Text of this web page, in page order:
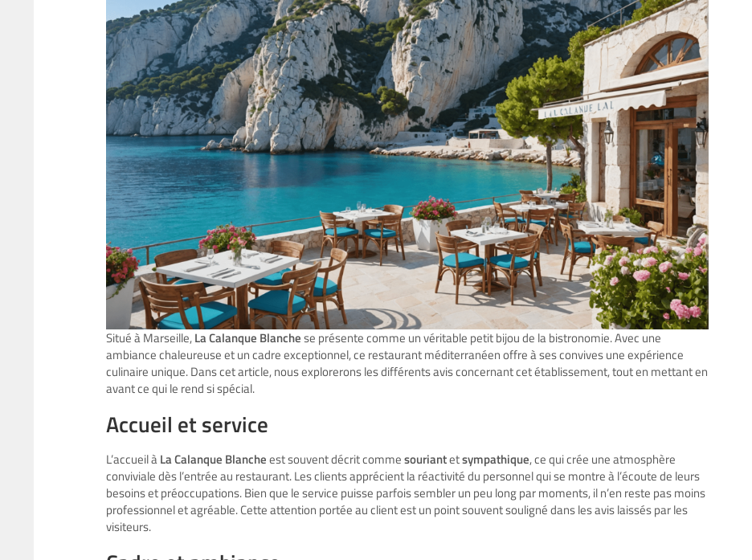
Situé à Marseille,La Calanque Blanchese présente comme un véritable petit bijou de la bistronomie. Avec une
ambiance chaleureuse et un cadre exceptionnel, ce restaurant méditerranéen offre à ses convives une expérience
culinaire unique. Dans cet article, nous explorerons les différents avis concernant cet établissement, tout en mettant en
avant ce qui le rend si spécial.
Accueil et service
L’accueil àLa Calanque Blancheest souvent décrit commesouriantetsympathique, ce qui crée une atmosphère
conviviale dès l’entrée au restaurant. Les clients apprécient la réactivité du personnel qui se montre à l’écoute de leurs
besoins et préoccupations. Bien que le service puisse parfois sembler un peu long par moments, il n’en reste pas moins
professionnel et agréable. Cette attention portée au client est un point souvent souligné dans les avis laissés par les
visiteurs.